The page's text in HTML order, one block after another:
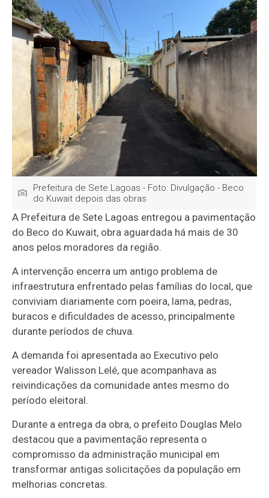
Prefeitura de Sete Lagoas - Foto: Divulgação - Beco
do Kuwait depois das obras
A Prefeitura de Sete Lagoas entregou a pavimentação
do Beco do Kuwait, obra aguardada há mais de 30
anos pelos moradores da região.
A intervenção encerra um antigo problema de
infraestrutura enfrentado pelas famílias do local, que
conviviam diariamente com poeira, lama, pedras,
buracos e dificuldades de acesso, principalmente
durante períodos de chuva.
A demanda foi apresentada ao Executivo pelo
vereador Walisson Lelé, que acompanhava as
reivindicações da comunidade antes mesmo do
período eleitoral.
Durante a entrega da obra, o prefeito Douglas Melo
destacou que a pavimentação representa o
compromisso da administração municipal em
transformar antigas solicitações da população em
melhorias concretas.